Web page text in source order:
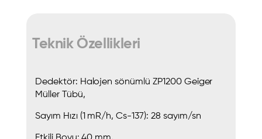
Teknik Özellikleri
Dedektör: Halojen sönümlü ZP1200 Geiger
Müller Tübü,
Sayım Hızı (1 mR/h, Cs-137): 28 sayım/sn